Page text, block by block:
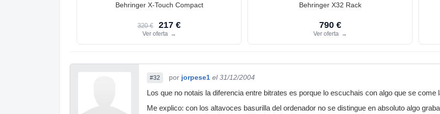
Behringer X-Touch Compact
320 € 217 €
Ver oferta →
Behringer X32 Rack
790 €
Ver oferta →
#32 por jorpese1 el 31/12/2004
Los que no notais la diferencia entre bitrates es porque lo escuchais con algo que se come
Me explico: con los altavoces basurilla del ordenador no se distingue en absoluto algo